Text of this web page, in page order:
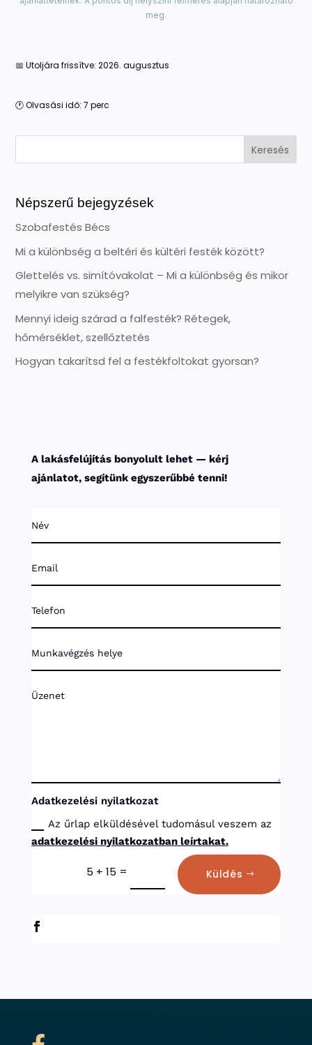
meg.
📅 Utoljára frissítve: 2026. augusztus
🕐 Olvasási idő: 7 perc
Keresés
Népszerű bejegyzések
Szobafestés Bécs
Mi a különbség a beltéri és kültéri festék között?
Glettelés vs. simítóvakolat – Mi a különbség és mikor
melyikre van szükség?
Mennyi ideig szárad a falfesték? Rétegek,
hőmérséklet, szellőztetés
Hogyan takarítsd fel a festékfoltokat gyorsan?
A lakásfelújítás bonyolult lehet — kérj
ajánlatot, segítünk egyszerűbbé tenni!
Adatkezelési nyilatkozat
Az űrlap elküldésével tudomásul veszem az
adatkezelési nyilatkozatban leírtakat.
5 + 15 = Küldés